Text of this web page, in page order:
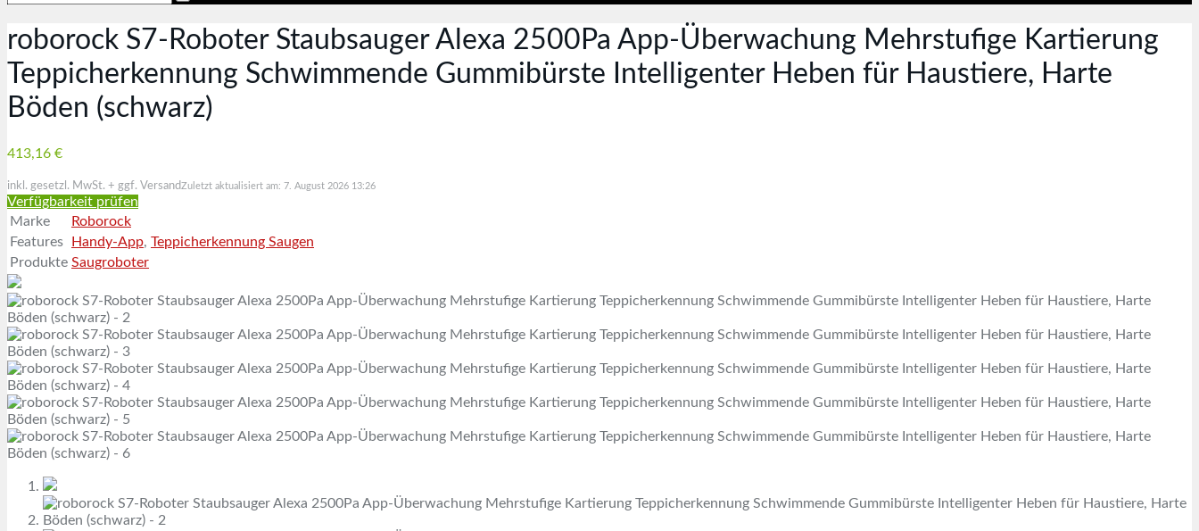
roborock S7-Roboter Staubsauger Alexa 2500Pa App-Überwachung Mehrstufige Kartierung
Teppicherkennung Schwimmende Gummibürste Intelligenter Heben für Haustiere, Harte
Böden (schwarz)
413,16 €
inkl. gesetzl. MwSt. + ggf. VersandZuletzt aktualisiert am: 7. August 2026 13:26
Verfügbarkeit prüfen
Marke
Roborock
Features
Handy-App, Teppicherkennung Saugen
Produkte Saugroboter